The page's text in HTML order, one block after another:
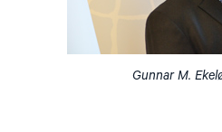
Gunnar M.